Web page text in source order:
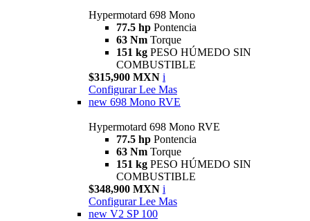
Hypermotard 698 Mono
77.5 hp Pontencia
63 Nm Torque
151 kg PESO HÚMEDO SIN
COMBUSTIBLE
$315,900 MXN i
Configurar Lee Mas
new 698 Mono RVE
Hypermotard 698 Mono RVE
77.5 hp Pontencia
63 Nm Torque
151 kg PESO HÚMEDO SIN
COMBUSTIBLE
$348,900 MXN i
Configurar Lee Mas
new V2 SP 100